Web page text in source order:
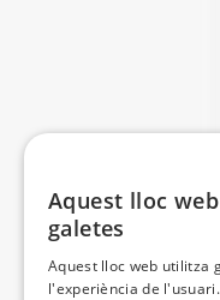
Aquest lloc
galetes
Aquest lloc web utilitza
l'experiència de